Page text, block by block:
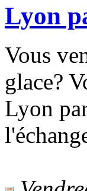
Lyon
Vous
glace?
Lyon